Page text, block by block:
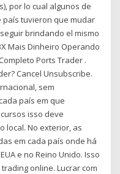
por lo cual algunos de
tuvieron que mudar
brindando el mismo
Mais Dinheiro Operando
Ports Trader .
Cancel Unsubscribe.
sem
país em que
isso deve
local. No exterior, as
em cada país onde há
e no Reino Unido. Isso
online. Lucrar com